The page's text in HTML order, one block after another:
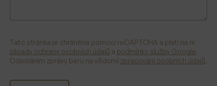
Tato stránka je chráněna pomocí reCAPTCHA a platí na ni
zásady ochrany osobních údajů a podmínky služby Google.
Odesláním zprávy beru na vědomí zpracování osobních údajů.